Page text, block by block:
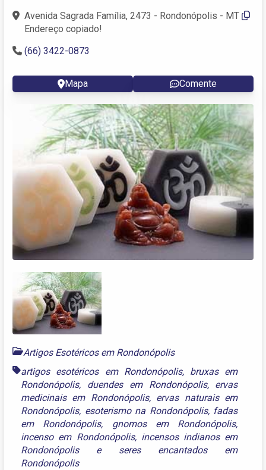
Avenida Sagrada Família, 2473 - Rondonópolis - MT
Endereço copiado!
(66) 3422-0873
Mapa Comente
Artigos Esotéricos em Rondonópolis
artigos esotéricos em Rondonópolis, bruxas em
Rondonópolis, duendes em Rondonópolis, ervas
medicinais em Rondonópolis, ervas naturais em
Rondonópolis, esoterismo na Rondonópolis, fadas
em Rondonópolis, gnomos em Rondonópolis,
incenso em Rondonópolis, incensos indianos em
Rondonópolise seres encantados em
Rondonópolis